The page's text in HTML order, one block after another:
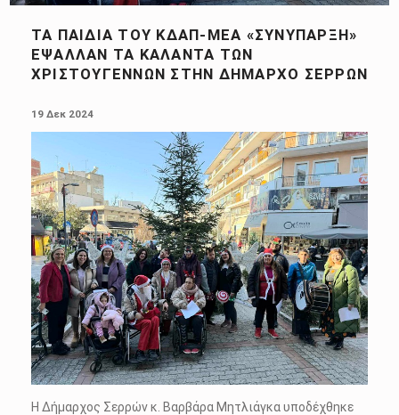
ΤΑ ΠΑΙΔΙΆ ΤΟΥ ΚΔΑΠ-ΜΕΑ «ΣΥΝΎΠΑΡΞΗ»
ΈΨΑΛΛΑΝ ΤΑ ΚΆΛΑΝΤΑ ΤΩΝ
ΧΡΙΣΤΟΥΓΈΝΝΩΝ ΣΤΗΝ ΔΉΜΑΡΧΟ ΣΕΡΡΏΝ
19 Δεκ 2024
Η Δήμαρχος Σερρών κ. Βαρβάρα Μητλιάγκα υποδέχθηκε